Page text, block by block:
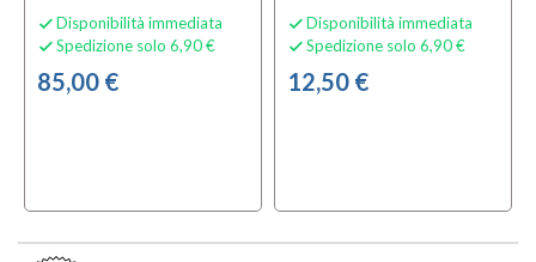
 Disponibilità immediata
 Spedizione solo 6,90 €
85,00 €
 Disponibilità immediata
 Spedizione solo 6,90 €
12,50 €